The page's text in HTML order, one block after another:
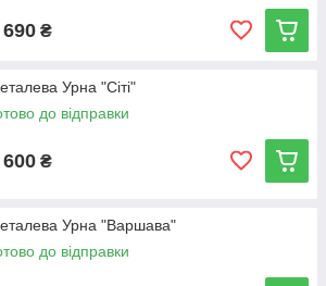
₴
Урна "Сіті"
до відправки
₴
Урна "Варшава"
до відправки